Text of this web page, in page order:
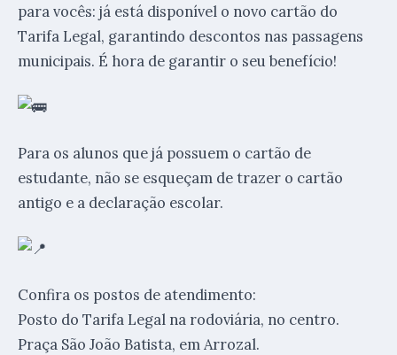
para vocês: já está disponível o novo cartão do
Tarifa Legal, garantindo descontos nas passagens
municipais. É hora de garantir o seu benefício!
Para os alunos que já possuem o cartão de
estudante, não se esqueçam de trazer o cartão
antigo e a declaração escolar.
Confira os postos de atendimento:
Posto do Tarifa Legal na rodoviária, no centro.
Praça São João Batista, em Arrozal.